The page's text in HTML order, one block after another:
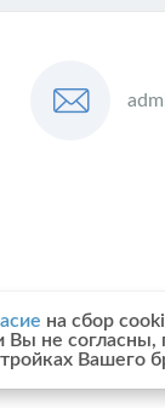
на сбор
Вы не
Вашего